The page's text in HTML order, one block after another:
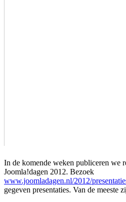
In de komende weken publiceren we
Joomla!dagen 2012. Bezoek
www.joomladagen.nl/2012/
gegeven presentaties. Van de meeste